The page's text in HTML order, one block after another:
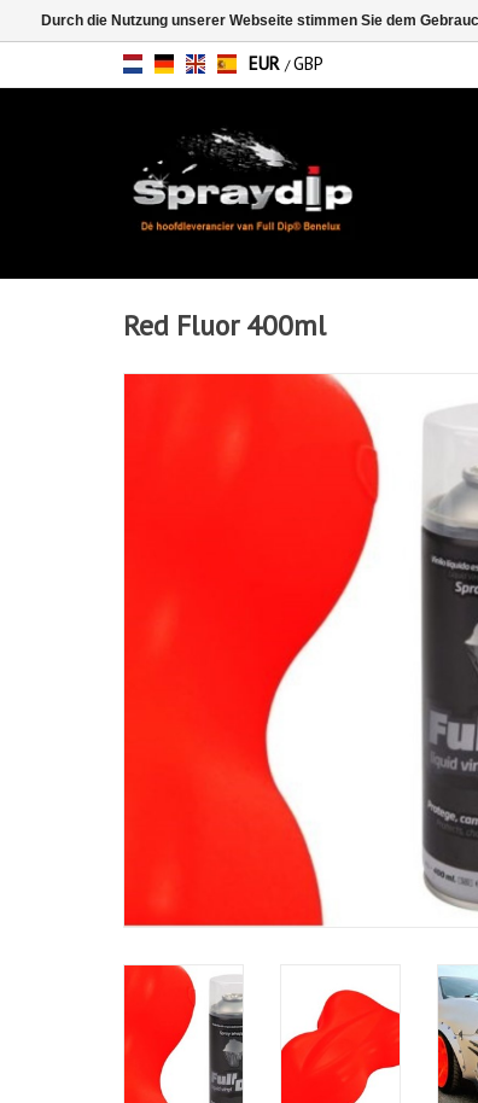
EUR /GBP
Red Fluor 400ml
Durch die Nutzung unserer Webseite stimmen Sie dem